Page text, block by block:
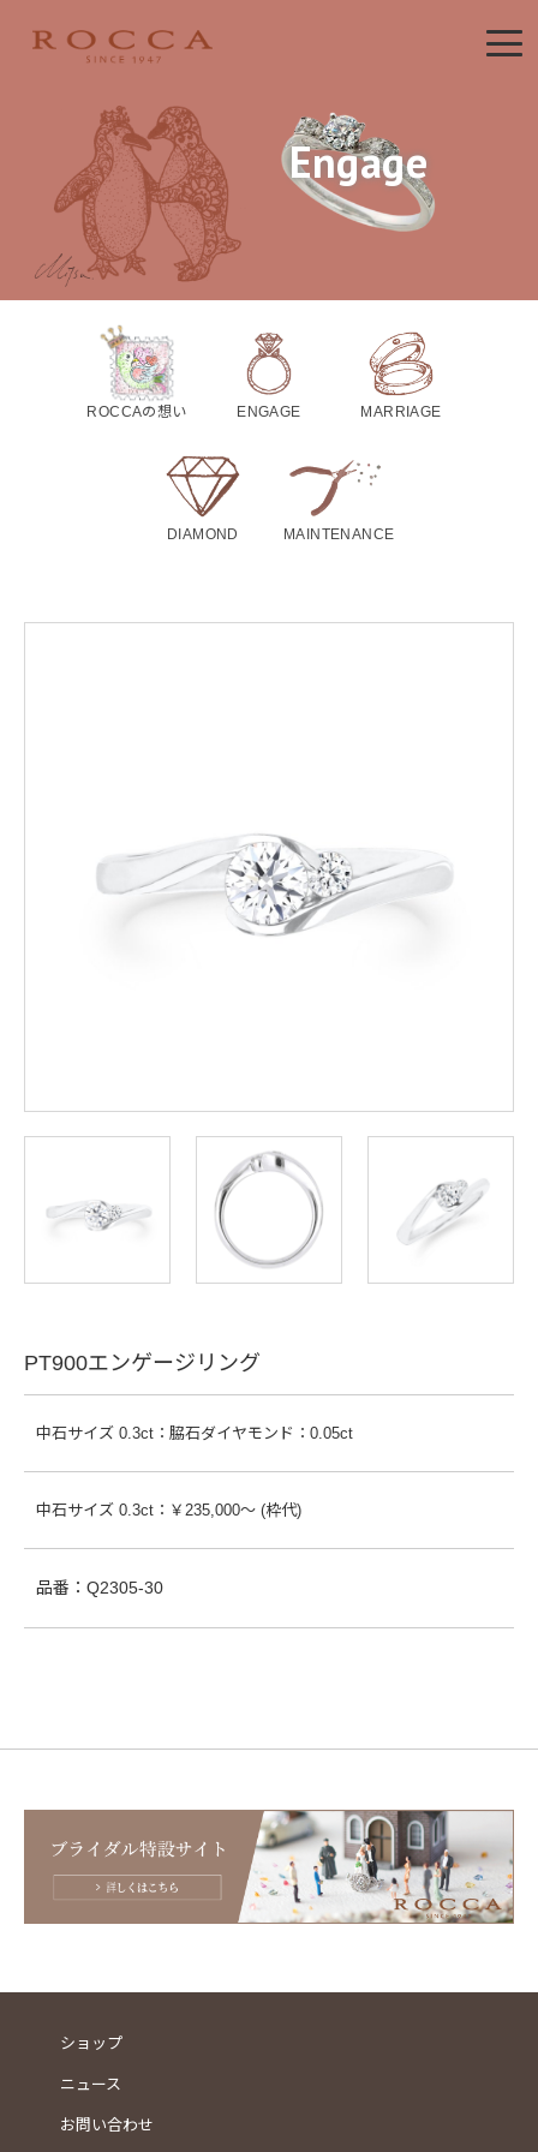
Engage
ROCCAの想い ENGAGE MARRIAGE
DIAMOND MAINTENANCE
PT900エンゲージリング
中石サイズ 0.3ct：脇石ダイヤモンド：0.05ct
中石サイズ 0.3ct：￥235,000～ (枠代)
品番：Q2305-30
ショップ
ニュース
お問い合わせ